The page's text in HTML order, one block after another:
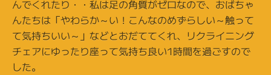
んでくれたり・・私は足の角質がゼロなので、おばちゃ
んたちは「やわらか～い！こんなのめずらしい～触って
て気持ちいい～」などとおだててくれ、リクライニング
チェアにゆったり座って気持ち良い1時間を過ごすので
した。